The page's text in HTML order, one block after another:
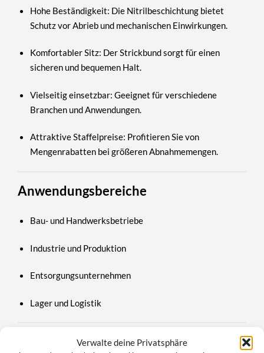
Verwalte deine Privatsphäre
Hohe Beständigkeit: Die Nitrilbeschichtung bietet
Schutz vor Abrieb und mechanischen Einwirkungen.
Komfortabler Sitz: Der Strickbund sorgt für einen
sicheren und bequemen Halt.
Vielseitig einsetzbar: Geeignet für verschiedene
Branchen und Anwendungen.
Attraktive Staffelpreise: Profitieren Sie von
Mengenrabatten bei größeren Abnahmemengen.
Anwendungsbereiche
Bau- und Handwerksbetriebe
Industrie und Produktion
Entsorgungsunternehmen
Lager und Logistik
Jetzt Nitril Arbeitshandschuhe